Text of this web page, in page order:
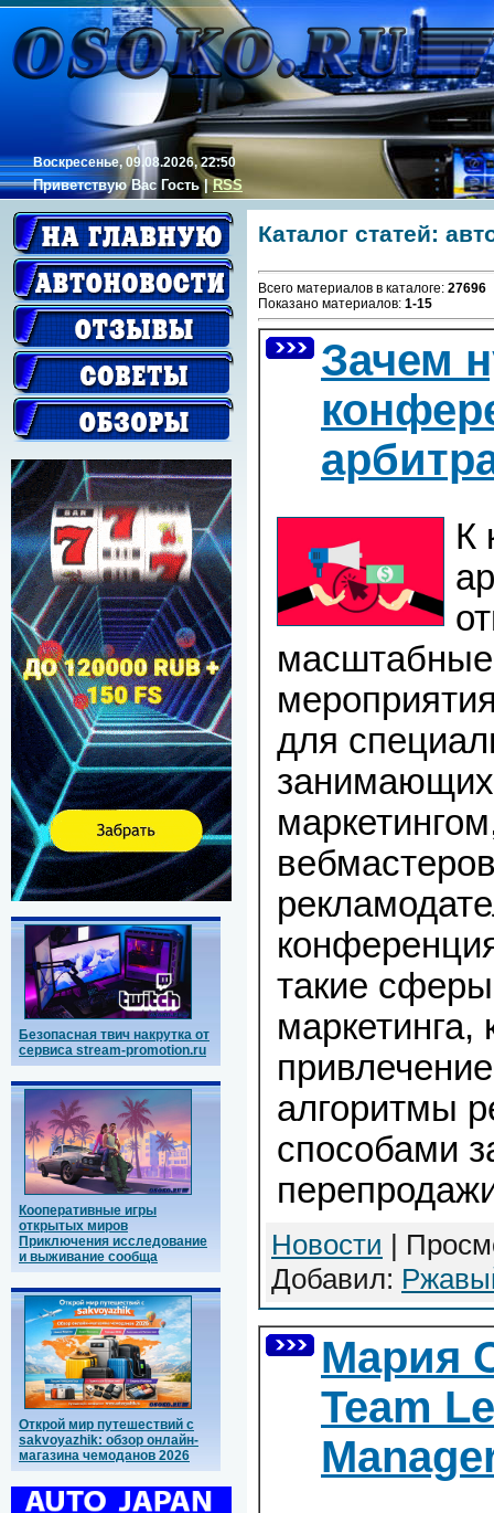
Воскресенье, 09.08.2026, 22:50
Приветствую Вас Гость|RSS
Безопасная твич накрутка от
сервиса stream-promotion.ru
Кооперативные игры
открытых миров
Приключения исследование
и выживание сообща
Открой мир путешествий с
sakvoyazhik: обзор онлайн-
магазина чемоданов 2026
Каталог статей:
Всего материалов в каталоге: 27696
Показано материалов: 1-15
Зачем
К
для
такие
маркетинга,
алгоритмы
способами
Новости |
Добавил:
Мария
Team